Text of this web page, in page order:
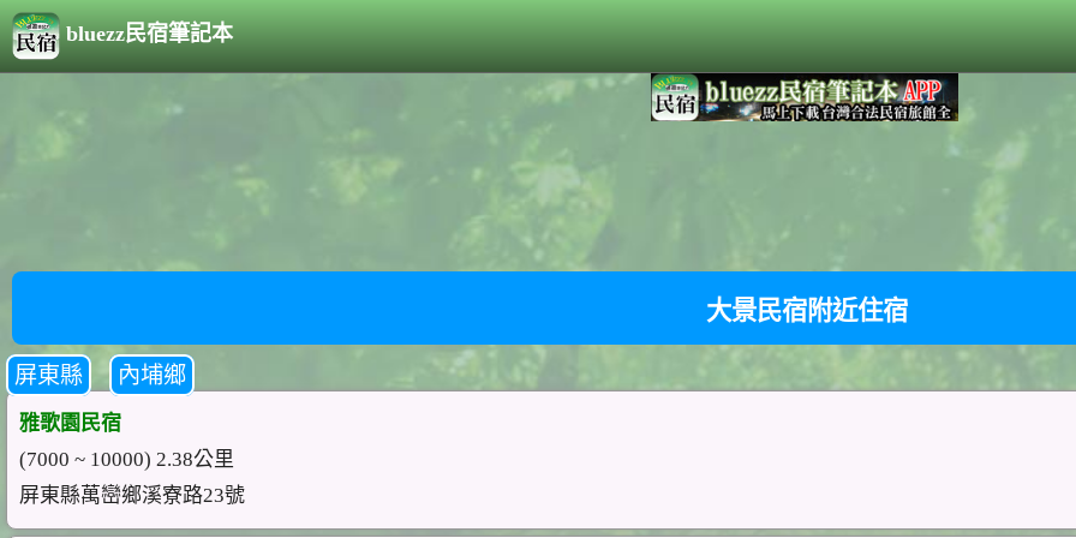
bluezz民宿筆記本
大景民宿附近住宿
屏東縣 內埔鄉
雅歌園民宿
(7000 ~ 10000) 2.38公里
屏東縣萬巒鄉溪寮路23號